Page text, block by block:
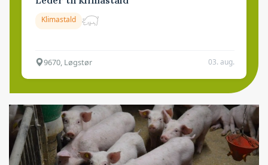
Klimastald
9670, Løgstør 03. aug.